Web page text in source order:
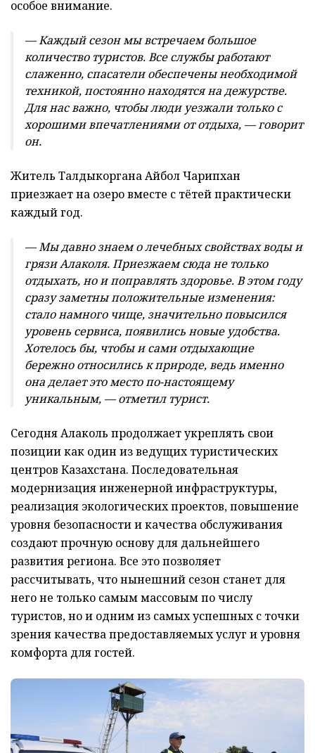
особое внимание.
— Каждый сезон мы встречаем большое
количество туристов. Все службы работают
слаженно, спасатели обеспечены необходимой
техникой, постоянно находятся на дежурстве.
Для нас важно, чтобы люди уезжали только с
хорошими впечатлениями от отдыха, — говорит
он.
Житель Талдыкоргана Айбол Чарипхан
приезжает на озеро вместе с тётей практически
каждый год.
— Мы давно знаем о лечебных свойствах воды и
грязи Алаколя. Приезжаем сюда не только
отдыхать, но и поправлять здоровье. В этом году
сразу заметны положительные изменения:
стало намного чище, значительно повысился
уровень сервиса, появились новые удобства.
Хотелось бы, чтобы и сами отдыхающие
бережно относились к природе, ведь именно
она делает это место по-настоящему
уникальным, — отметил турист.
Сегодня Алаколь продолжает укреплять свои
позиции как один из ведущих туристических
центров Казахстана. Последовательная
модернизация инженерной инфраструктуры,
реализация экологических проектов, повышение
уровня безопасности и качества обслуживания
создают прочную основу для дальнейшего
развития региона. Все это позволяет
рассчитывать, что нынешний сезон станет для
него не только самым массовым по числу
туристов, но и одним из самых успешных с точки
зрения качества предоставляемых услуг и уровня
комфорта для гостей.